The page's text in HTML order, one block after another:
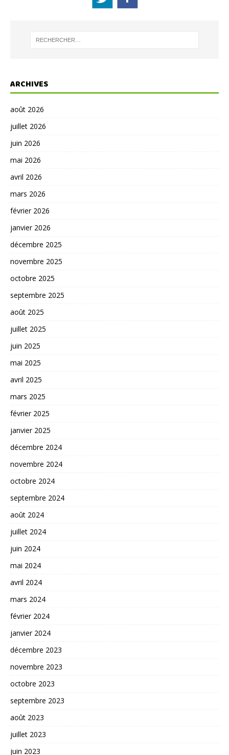
ARCHIVES
août 2026
juillet 2026
juin 2026
mai 2026
avril 2026
mars 2026
février 2026
janvier 2026
décembre 2025
novembre 2025
octobre 2025
septembre 2025
août 2025
juillet 2025
juin 2025
mai 2025
avril 2025
mars 2025
février 2025
janvier 2025
décembre 2024
novembre 2024
octobre 2024
septembre 2024
août 2024
juillet 2024
juin 2024
mai 2024
avril 2024
mars 2024
février 2024
janvier 2024
décembre 2023
novembre 2023
octobre 2023
septembre 2023
août 2023
juillet 2023
juin 2023